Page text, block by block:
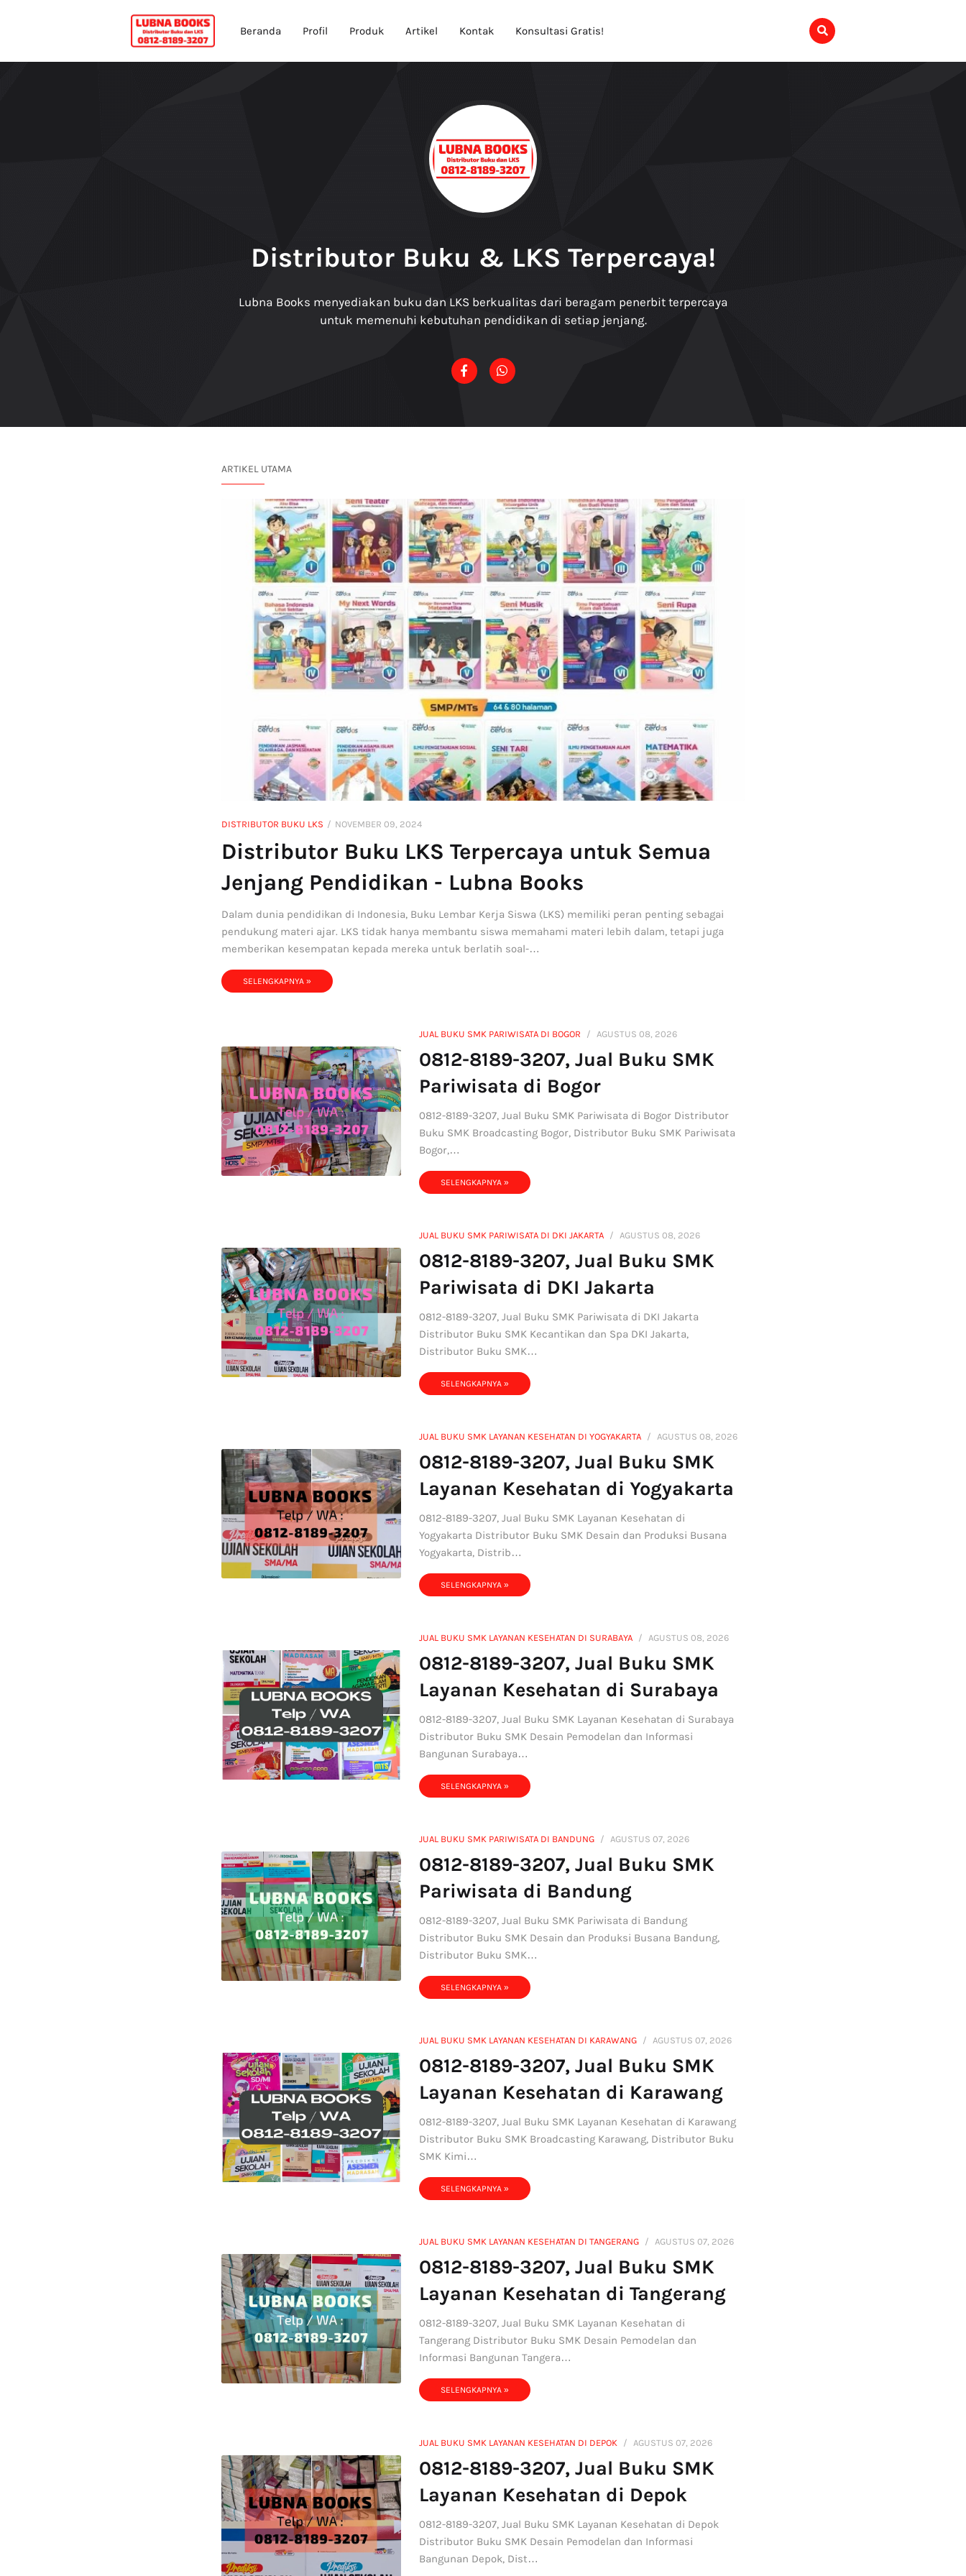
Beranda Profil Produk Artikel Kontak Konsultasi Gratis!
Distributor Buku & LKS Terpercaya!
Lubna Books menyediakan buku dan LKS berkualitas dari beragam penerbit terpercaya
untuk memenuhi kebutuhan pendidikan di setiap jenjang.
ARTIKEL UTAMA
DISTRIBUTOR BUKU LKS NOVEMBER 09, 2024
Distributor Buku LKS Terpercaya untuk Semua
Jenjang Pendidikan - Lubna Books
Dalam dunia pendidikan di Indonesia, Buku Lembar Kerja Siswa (LKS) memiliki peran penting sebagai
pendukung materi ajar. LKS tidak hanya membantu siswa memahami materi lebih dalam, tetapi juga
memberikan kesempatan kepada mereka untuk berlatih soal-…
SELENGKAPNYA »
JUAL BUKU SMK PARIWISATA DI BOGOR AGUSTUS 08, 2026
0812-8189-3207, Jual Buku SMK
Pariwisata di Bogor
0812-8189-3207, Jual Buku SMK Pariwisata di Bogor Distributor
Buku SMK Broadcasting Bogor, Distributor Buku SMK Pariwisata
Bogor,…
SELENGKAPNYA »
JUAL BUKU SMK PARIWISATA DI DKI JAKARTA AGUSTUS 08, 2026
0812-8189-3207, Jual Buku SMK
Pariwisata di DKI Jakarta
0812-8189-3207, Jual Buku SMK Pariwisata di DKI Jakarta
Distributor Buku SMK Kecantikan dan Spa DKI Jakarta,
Distributor Buku SMK…
SELENGKAPNYA »
JUAL BUKU SMK LAYANAN KESEHATAN DI YOGYAKARTA AGUSTUS 08, 2026
0812-8189-3207, Jual Buku SMK
Layanan Kesehatan di Yogyakarta
0812-8189-3207, Jual Buku SMK Layanan Kesehatan di
Yogyakarta Distributor Buku SMK Desain dan Produksi Busana
Yogyakarta, Distrib…
SELENGKAPNYA »
JUAL BUKU SMK LAYANAN KESEHATAN DI SURABAYA AGUSTUS 08, 2026
0812-8189-3207, Jual Buku SMK
Layanan Kesehatan di Surabaya
0812-8189-3207, Jual Buku SMK Layanan Kesehatan di Surabaya
Distributor Buku SMK Desain Pemodelan dan Informasi
Bangunan Surabaya…
SELENGKAPNYA »
JUAL BUKU SMK PARIWISATA DI BANDUNG AGUSTUS 07, 2026
0812-8189-3207, Jual Buku SMK
Pariwisata di Bandung
0812-8189-3207, Jual Buku SMK Pariwisata di Bandung
Distributor Buku SMK Desain dan Produksi Busana Bandung,
Distributor Buku SMK…
SELENGKAPNYA »
JUAL BUKU SMK LAYANAN KESEHATAN DI KARAWANG AGUSTUS 07, 2026
0812-8189-3207, Jual Buku SMK
Layanan Kesehatan di Karawang
0812-8189-3207, Jual Buku SMK Layanan Kesehatan di Karawang
Distributor Buku SMK Broadcasting Karawang, Distributor Buku
SMK Kimi…
SELENGKAPNYA »
JUAL BUKU SMK LAYANAN KESEHATAN DI TANGERANG AGUSTUS 07, 2026
0812-8189-3207, Jual Buku SMK
Layanan Kesehatan di Tangerang
0812-8189-3207, Jual Buku SMK Layanan Kesehatan di
Tangerang Distributor Buku SMK Desain Pemodelan dan
Informasi Bangunan Tangera…
SELENGKAPNYA »
JUAL BUKU SMK LAYANAN KESEHATAN DI DEPOK AGUSTUS 07, 2026
0812-8189-3207, Jual Buku SMK
Layanan Kesehatan di Depok
0812-8189-3207, Jual Buku SMK Layanan Kesehatan di Depok
Distributor Buku SMK Desain Pemodelan dan Informasi
Bangunan Depok, Dist…